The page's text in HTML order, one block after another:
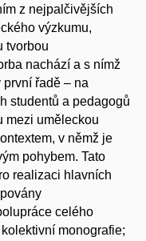
z nejpalčivějších
výzkumu,
tvorbou
nachází a s nímž
řadě – na
studentů a pedagogů
mezi uměleckou
v němž je
pohybem. Tato
realizaci hlavních
celého
monografie;